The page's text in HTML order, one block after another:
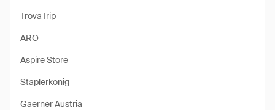
TrovaTrip
ARO
Aspire Store
Staplerkonig
Gaerner Austria